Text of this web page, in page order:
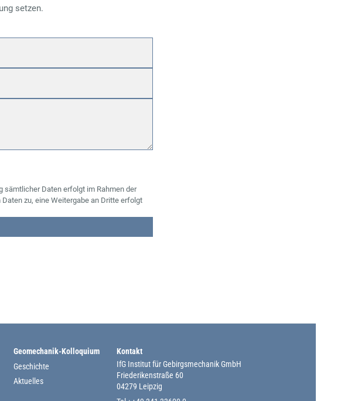
setzen.
sämtlicher Daten erfolgt im Rahmen der
zu, eine Weitergabe an Dritte erfolgt
Geomechanik-Kolloquium
Geschichte
Aktuelles
Kontakt
IfG Institut für Gebirgsmechanik GmbH
Friederikenstraße 60
04279 Leipzig